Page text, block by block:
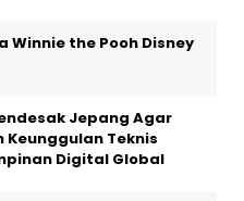
Winnie the Pooh Disney
Jepang Agar
Keunggulan Teknis
Digital Global